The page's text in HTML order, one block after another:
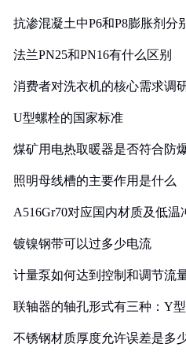
抗渗混凝土中P6和P8膨胀剂分
法兰PN25和PN16有什么区别
消费者对洗衣机的核心需求调
U型螺栓的国家标准
煤矿用电热取暖器是否符合防
照明母线槽的主要作用是什么
A516Gr70对应国内材质及低温
镀镍钢带可以过多少电流
计量泵如何达到控制和调节流
联轴器的轴孔形式有三种：Y
不锈钢材质厚度允许误差是多